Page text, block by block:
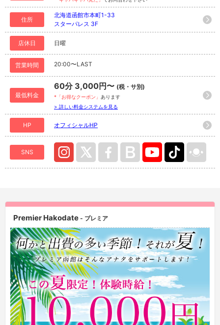
住所
北海道函館市本町1-33
スターパレス 3F
店休日 日曜
営業時間 20:00〜LAST
最低料金
60分 3,000円〜 (税・サ別)
*「お得なクーポン」 あります
> 詳しい料金システムを見る
HP オフィシャルHP
SNS
Premier Hakodate - プレミア